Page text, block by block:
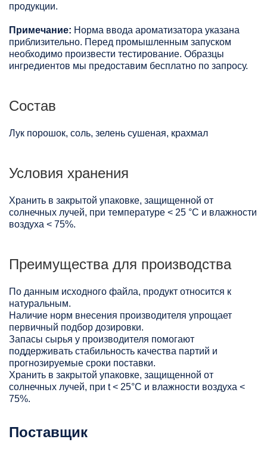
продукции.
Примечание: Норма ввода ароматизатора указана
приблизительно. Перед промышленным запуском
необходимо произвести тестирование. Образцы
ингредиентов мы предоставим бесплатно по запросу.
Состав
Лук порошок, соль, зелень сушеная, крахмал
Условия хранения
Хранить в закрытой упаковке, защищенной от
солнечных лучей, при температуре < 25 °C и влажности
воздуха < 75%.
Преимущества для производства
По данным исходного файла, продукт относится к
натуральным.
Наличие норм внесения производителя упрощает
первичный подбор дозировки.
Запасы сырья у производителя помогают
поддерживать стабильность качества партий и
прогнозируемые сроки поставки.
Хранить в закрытой упаковке, защищенной от
солнечных лучей, при t < 25°С и влажности воздуха <
75%.
Поставщик